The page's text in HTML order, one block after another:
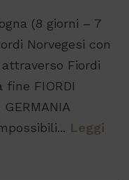
(8 giorni – 7
Norvegesi con
Fiordi
FIORDI
Leggi